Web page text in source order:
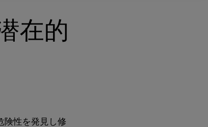
在的
険性を発見し修